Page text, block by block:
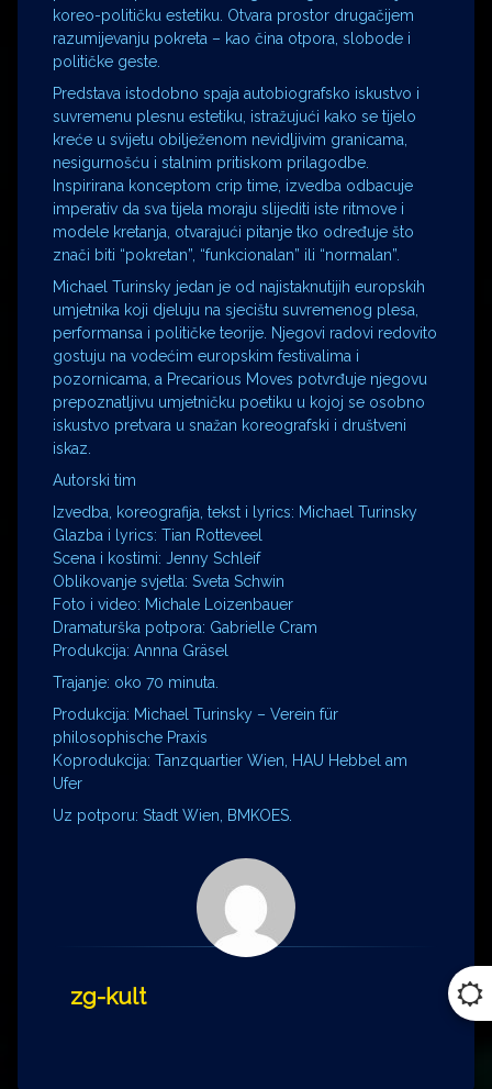
koreo-političku estetiku. Otvara prostor drugačijem
razumijevanju pokreta – kao čina otpora, slobode i
političke geste.
Predstava istodobno spaja autobiografsko iskustvo i
suvremenu plesnu estetiku, istražujući kako se tijelo
kreće u svijetu obilježenom nevidljivim granicama,
nesigurnošću i stalnim pritiskom prilagodbe.
Inspirirana konceptom crip time, izvedba odbacuje
imperativ da sva tijela moraju slijediti iste ritmove i
modele kretanja, otvarajući pitanje tko određuje što
znači biti “pokretan”, “funkcionalan” ili “normalan”.
Michael Turinsky jedan je od najistaknutijih europskih
umjetnika koji djeluju na sjecištu suvremenog plesa,
performansa i političke teorije. Njegovi radovi redovito
gostuju na vodećim europskim festivalima i
pozornicama, a Precarious Moves potvrđuje njegovu
prepoznatljivu umjetničku poetiku u kojoj se osobno
iskustvo pretvara u snažan koreografski i društveni
iskaz.
Autorski tim
Izvedba, koreografija, tekst i lyrics: Michael Turinsky
Glazba i lyrics: Tian Rotteveel
Scena i kostimi: Jenny Schleif
Oblikovanje svjetla: Sveta Schwin
Foto i video: Michale Loizenbauer
Dramaturška potpora: Gabrielle Cram
Produkcija: Annna Gräsel
Trajanje: oko 70 minuta.
Produkcija: Michael Turinsky – Verein für
philosophische Praxis
Koprodukcija: Tanzquartier Wien, HAU Hebbel am
Ufer
Uz potporu: Stadt Wien, BMKOES.
zg-kult